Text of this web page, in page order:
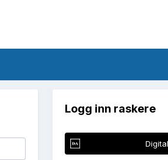
Logg inn raskere